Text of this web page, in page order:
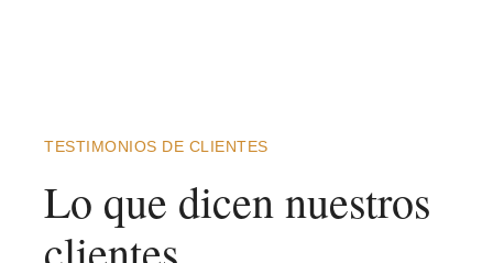
TESTIMONIOS DE CLIENTES
Lo que dicen nuestros